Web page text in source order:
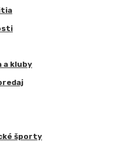
a kluby
športy